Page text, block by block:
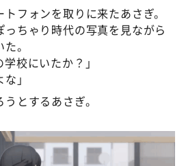
フォンを取りに来たあさぎ。
ちゃり時代の写真を見ながら
。
校にいたか？」
」
とするあさぎ。